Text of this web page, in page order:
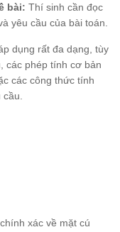
bài: Thí sinh cần đọc
yêu cầu của bài toán.
dụng rất đa dạng, tùy
các phép tính cơ bản
các công thức tính
xác về mặt cú